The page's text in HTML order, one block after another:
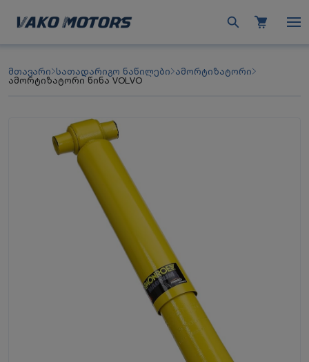
მთავარი სათადარიგო ნაწილები ამორტიზატორი
ამორტიზატორი წინა VOLVO